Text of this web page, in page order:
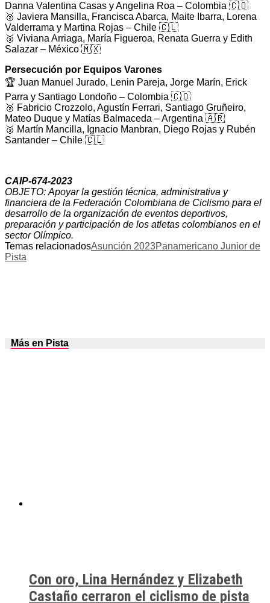
Danna Valentina Casas y Angelina Roa – Colombia 🇨🇴
🥈 Javiera Mansilla, Francisca Abarca, Maite Ibarra, Lorena
Valderrama y Martina Rojas – Chile 🇨🇱
🥉 Viviana Arriaga, María Figueroa, Renata Guerra y Edith
Salazar – México 🇲🇽
Persecución por Equipos Varones
🏆 Juan Manuel Jurado, Lenin Pareja, Jorge Marín, Erick
Parra y Santiago Londoño – Colombia 🇨🇴
🥈 Fabricio Crozzolo, Agustín Ferrari, Santiago Gruñeiro,
Mateo Duque y Matías Balmaceda – Argentina 🇦🇷
🥉 Martín Mancilla, Ignacio Manbran, Diego Rojas y Rubén
Santander – Chile 🇨🇱
CAIP-674-2023
OBJETO: Apoyar la gestión técnica, administrativa y
financiera de la Federación Colombiana de Ciclismo para el
desarrollo de la organización de eventos deportivos,
preparación y participación de los atletas colombianos en el
sector Olímpico.
Temas relacionadosAsunción 2023Panamericano Junior de
Pista
Más en Pista
Con oro, Lina Hernández y Elizabeth
Castaño cerraron el ciclismo de pista